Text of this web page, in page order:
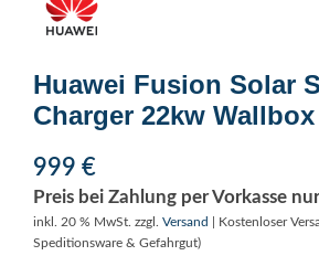
Huawei Fusion Solar
Charger 22kw Wallbox
999 €
Preis bei Zahlung per Vorkasse
inkl. 20 % MwSt. zzgl. Versand
| Kostenloser
Speditionsware & Gefahrgut)